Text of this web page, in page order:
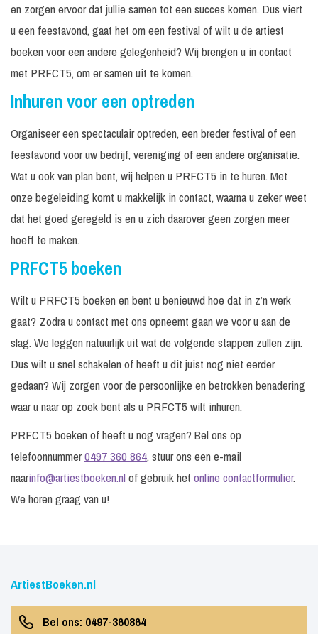
en zorgen ervoor dat jullie samen tot een succes komen. Dus viert
u een feestavond, gaat het om een festival of wilt u de artiest
boeken voor een andere gelegenheid? Wij brengen u in contact
met PRFCT5, om er samen uit te komen.
Inhuren voor een optreden
Organiseer een spectaculair optreden, een breder festival of een
feestavond voor uw bedrijf, vereniging of een andere organisatie.
Wat u ook van plan bent, wij helpen u PRFCT5 in te huren. Met
onze begeleiding komt u makkelijk in contact, waarna u zeker weet
dat het goed geregeld is en u zich daarover geen zorgen meer
hoeft te maken.
PRFCT5 boeken
Wilt u PRFCT5 boeken en bent u benieuwd hoe dat in z’n werk
gaat? Zodra u contact met ons opneemt gaan we voor u aan de
slag. We leggen natuurlijk uit wat de volgende stappen zullen zijn.
Dus wilt u snel schakelen of heeft u dit juist nog niet eerder
gedaan? Wij zorgen voor de persoonlijke en betrokken benadering
waar u naar op zoek bent als u PRFCT5 wilt inhuren.
PRFCT5 boeken of heeft u nog vragen? Bel ons op
telefoonnummer0497 360 864, stuur ons een e-mail
naarinfo@artiestboeken.nlof gebruik het online contactformulier.
We horen graag van u!
ArtiestBoeken.nl
Bel ons: 0497-360864